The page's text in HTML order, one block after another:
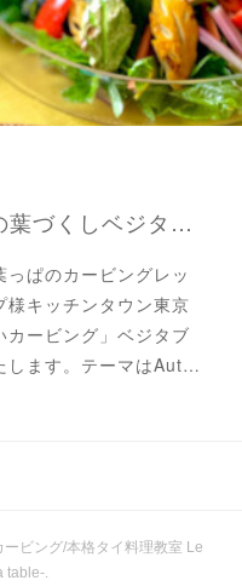
【募集開始】Autumn 木の葉づくしベジタブルカービング クリナップキッチンタウン東京
ぱのカービングレッ
様キッチンタウン東京
カービング」ベジタブ
します。テーマはAut…
ビング/本格タイ料理教室 Le
table-.